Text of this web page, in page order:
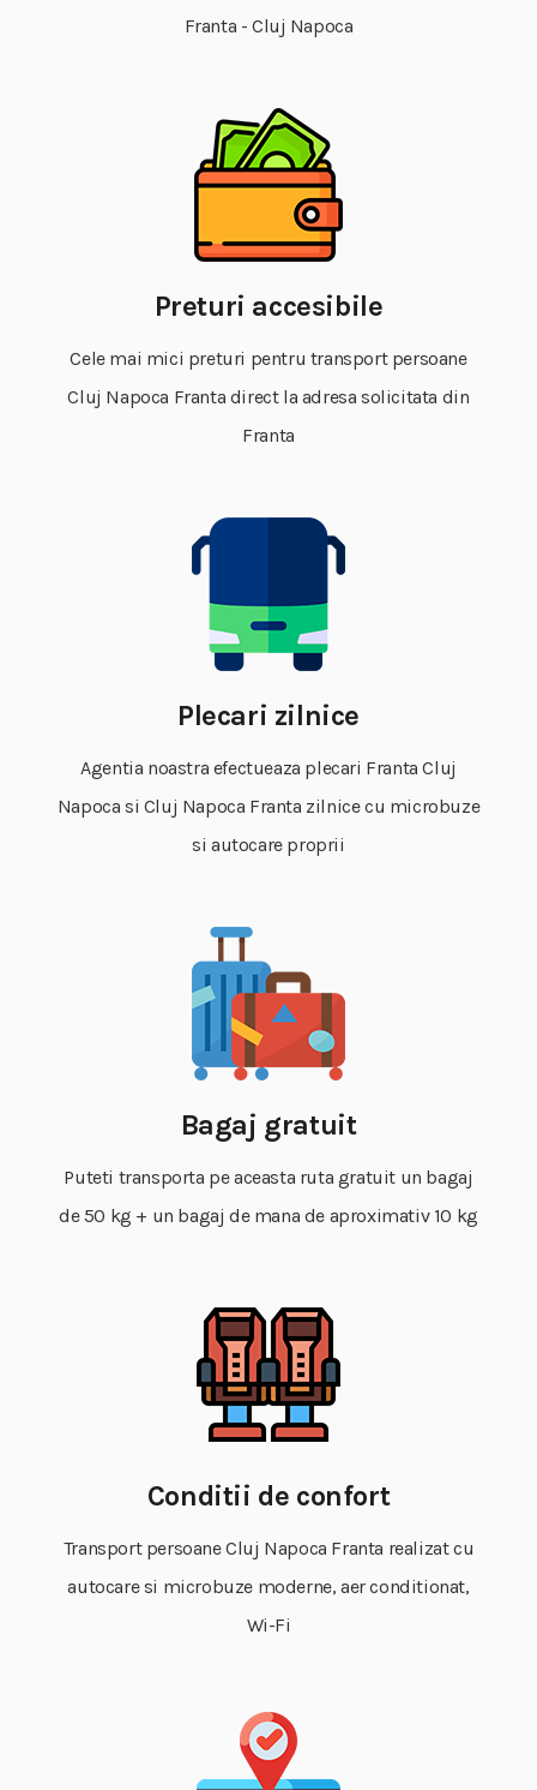
Franta - Cluj Napoca
Preturi accesibile
Cele mai mici preturi pentru transport persoane
Cluj Napoca Franta direct la adresa solicitata din
Franta
Plecari zilnice
Agentia noastra efectueaza plecari Franta Cluj
Napoca si Cluj Napoca Franta zilnice cu microbuze
si autocare proprii
Bagaj gratuit
Puteti transporta pe aceasta ruta gratuit un bagaj
de 50 kg + un bagaj de mana de aproximativ 10 kg
Conditii de confort
Transport persoane Cluj Napoca Franta realizat cu
autocare si microbuze moderne, aer conditionat,
Wi-Fi